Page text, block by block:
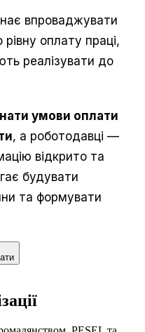
впроваджувати
оплату праці,
реалізувати до
умови оплати
, а роботодавці —
відкрито та
будувати
та формувати